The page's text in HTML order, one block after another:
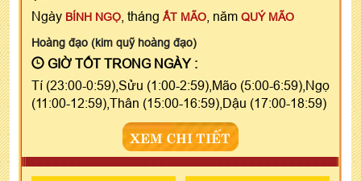
Ngày BÍNH NGỌ , tháng ẤT MÃO , năm QUÝ MÃO
Hoàng đạo (kim quỹ hoàng đạo)
GIỜ TỐT TRONG NGÀY :
Tí (23:00-0:59),Sửu (1:00-2:59),Mão (5:00-6:59),Ngọ
(11:00-12:59),Thân (15:00-16:59),Dậu (17:00-18:59)
XEM CHI TIẾT